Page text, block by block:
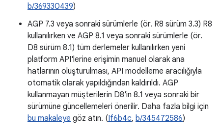
b/369330439)
AGP 7.3 veya sonraki sürümlerle (ör. R8 sürüm 3.3) R8
kullanılırken ve AGP 8.1 veya sonraki sürümlerle (ör.
D8 sürüm 8.1) tüm derlemeler kullanılırken yeni
platform API'lerine erişimin manuel olarak ana
hatlarının oluşturulması, API modelleme aracılığıyla
otomatik olarak yapıldığından kaldırıldı. AGP
kullanmayan müşterilerin D8'in 8.1 veya sonraki bir
sürümüne güncellemeleri önerilir. Daha fazla bilgi için
bu makaleye göz atın. (If6b4c, b/345472586)